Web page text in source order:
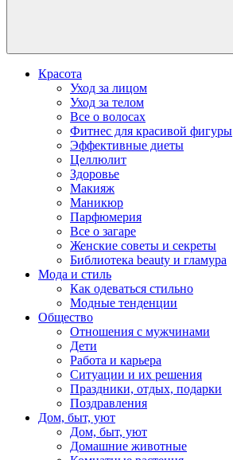
Красота
Уход за лицом
Уход за телом
Все о волосах
Фитнес для красивой фигуры
Эффективные диеты
Целлюлит
Здоровье
Макияж
Маникюр
Парфюмерия
Все о загаре
Женские советы и секреты
Библиотека beauty и гламура
Мода и стиль
Как одеваться стильно
Модные тенденции
Общество
Отношения с мужчинами
Дети
Работа и карьера
Ситуации и их решения
Праздники, отдых, подарки
Поздравления
Дом, быт, уют
Дом, быт, уют
Домашние животные